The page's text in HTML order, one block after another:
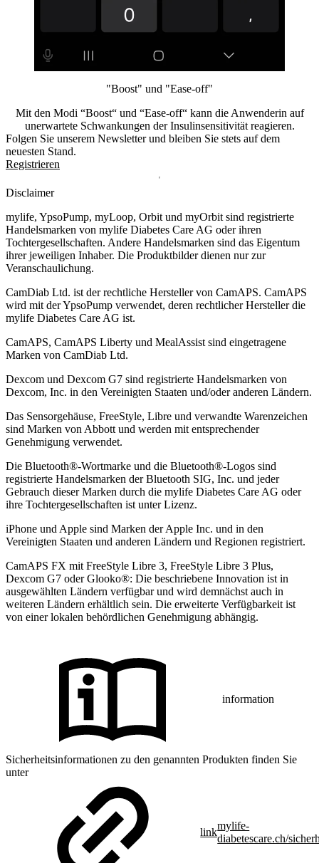
"Boost" und "Ease-off"
Mit den Modi “Boost“ und “Ease-off“ kann die Anwenderin auf
unerwartete Schwankungen der Insulinsensitivität reagieren.
Folgen Sie unserem Newsletter und bleiben Sie stets auf dem
neuesten Stand.
Registrieren
Disclaimer
mylife, YpsoPump, myLoop, Orbit und myOrbit sind registrierte
Handelsmarken von mylife Diabetes Care AG oder ihren
Tochtergesellschaften. Andere Handelsmarken sind das Eigentum
ihrer jeweiligen Inhaber. Die Produktbilder dienen nur zur
Veranschaulichung.
CamDiab Ltd. ist der rechtliche Hersteller von CamAPS. CamAPS
wird mit der YpsoPump verwendet, deren rechtlicher Hersteller die
mylife Diabetes Care AG ist.
CamAPS, CamAPS Liberty und MealAssist sind eingetragene
Marken von CamDiab Ltd.
Dexcom und Dexcom G7 sind registrierte Handelsmarken von
Dexcom, Inc. in den Vereinigten Staaten und/oder anderen Ländern.
Das Sensorgehäuse, FreeStyle, Libre und verwandte Warenzeichen
sind Marken von Abbott und werden mit entsprechender
Genehmigung verwendet.
Die Bluetooth®-Wortmarke und die Bluetooth®-Logos sind
registrierte Handelsmarken der Bluetooth SIG, Inc. und jeder
Gebrauch dieser Marken durch die mylife Diabetes Care AG oder
ihre Tochtergesellschaften ist unter Lizenz.
iPhone und Apple sind Marken der Apple Inc. und in den
Vereinigten Staaten und anderen Ländern und Regionen registriert.
CamAPS FX mit FreeStyle Libre 3, FreeStyle Libre 3 Plus,
Dexcom G7 oder Glooko®: Die beschriebene Innovation ist in
ausgewählten Ländern verfügbar und wird demnächst auch in
weiteren Ländern erhältlich sein. Die erweiterte Verfügbarkeit ist
von einer lokalen behördlichen Genehmigung abhängig.
information
Sicherheitsinformationen zu den genannten Produkten finden Sie
unter
link
mylife-
diabetescare.ch/